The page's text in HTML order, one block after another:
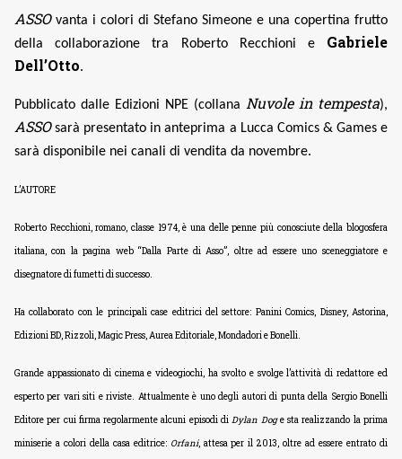
ASSOvanta i colori di Stefano Simeone e una copertina frutto
della collaborazione tra Roberto Recchioni e Gabriele
Dell’Otto.
Pubblicato dalle Edizioni NPE (collana Nuvole in tempesta),
ASSOsarà presentato in anteprima a Lucca Comics & Games e
sarà disponibile nei canali di vendita da novembre.
L’AUTORE
Roberto Recchioni, romano, classe 1974, è una delle penne più conosciute della blogosfera
italiana, con la pagina web “Dalla Parte di Asso”, oltre ad essere uno sceneggiatore e
disegnatore di fumetti di successo.
Ha collaborato con le principali case editrici del settore: Panini Comics, Disney, Astorina,
Edizioni BD, Rizzoli, Magic Press, Aurea Editoriale, Mondadori e Bonelli.
Grande appassionato di cinema e videogiochi, ha svolto e svolge l’attività di redattore ed
esperto per vari siti e riviste. Attualmente è uno degli autori di punta della Sergio Bonelli
Editore per cui firma regolarmente alcuni episodi diDylan Doge sta realizzando la prima
miniserie a colori della casa editrice: Orfani, attesa per il 2013, oltre ad essere entrato di